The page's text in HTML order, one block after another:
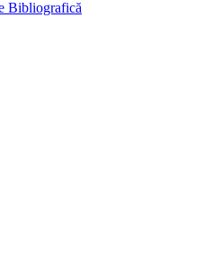
Bibliografică